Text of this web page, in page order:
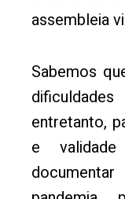
assembleia
Sabemos
entretanto,
e